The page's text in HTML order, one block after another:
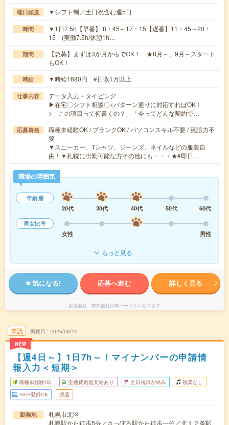
曜日頻度 ▼シフト制／土日祝含む週5日
時間
▼1日7.5h【早番】 8：45～17：15【遅番】11：45～20：
15 (実働7.5h/休憩1h…
期間
【急募】まずは3か月からでOK！ ★8月～、9月～スタート
もOK！
時給 ▼時給1680円 #日収1万以上
仕事内容
データ入力・タイピング
▶在宅〇シフト相談〇<パターン通りに対応すればOK！
>「この項目って何書くの？」「今ってどんな契約で…
応募資格
職種未経験OK / ブランクOK / パソコンスキル不要 / 英語力不
要
▼スニーカー、Tシャツ、ジーンズ、ネイルなどの服装自
由！▼札幌に出勤可能な方その他にも・・・★#即日…
職場の雰囲気
年齢層
20代
30代 40代 50代
60代
男女比率
女性
男性
もっと見る
気になる! 応募へ進む 詳しく見る
派遣会社 株式会社日本パーソナルビジネス
未読
NEW
掲載日 2026/08/10
【週4日～】1日7h～！マイナンバーの申請情
報入力＜短期＞
職種未経験OK 交通費別途支給あり 土日祝日が休み 残業なし
WEB登録OK 派遣
勤務地
札幌市北区
札幌駅から徒歩5分／さっぽろ駅から徒歩---分／北１２条駅